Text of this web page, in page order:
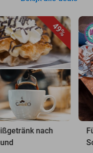
49%
nach